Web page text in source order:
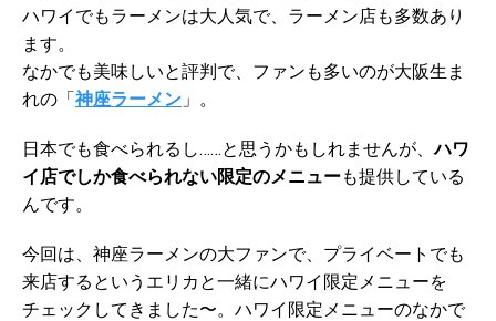
ハワイでもラーメンは大人気で、ラーメン店も多数あり
ます。
なかでも美味しいと評判で、ファンも多いのが大阪生ま
れの「神座ラーメン 」。
日本でも食べられるし……と思うかもしれませんが、ハワ
イ店でしか食べられない限定のメニューも提供している
んです。
今回は、神座ラーメンの大ファンで、プライベートでも
来店するというエリカと一緒にハワイ限定メニューを
チェックしてきました〜。ハワイ限定メニューのなかで